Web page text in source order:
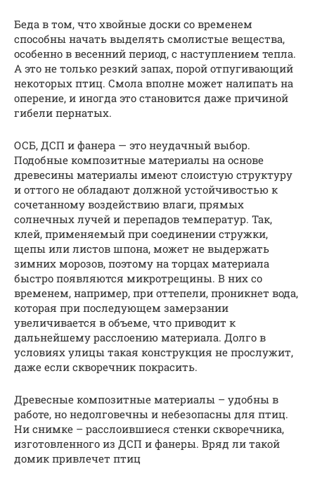
Беда в том, что хвойные доски со временем
способны начать выделять смолистые вещества,
особенно в весенний период, с наступлением тепла.
А это не только резкий запах, порой отпугивающий
некоторых птиц. Смола вполне может налипать на
оперение, и иногда это становится даже причиной
гибели пернатых.
ОСБ, ДСП и фанера — это неудачный выбор.
Подобные композитные материалы на основе
древесины материалы имеют слоистую структуру
и оттого не обладают должной устойчивостью к
сочетанному воздействию влаги, прямых
солнечных лучей и перепадов температур. Так,
клей, применяемый при соединении стружки,
щепы или листов шпона, может не выдержать
зимних морозов, поэтому на торцах материала
быстро появляются микротрещины. В них со
временем, например, при оттепели, проникнет вода,
которая при последующем замерзании
увеличивается в объеме, что приводит к
дальнейшему расслоению материала. Долго в
условиях улицы такая конструкция не прослужит,
даже если скворечник покрасить.
Древесные композитные материалы – удобны в
работе, но недолговечны и небезопасны для птиц.
Ни снимке – расслоившиеся стенки скворечника,
изготовленного из ДСП и фанеры. Вряд ли такой
домик привлечет птиц